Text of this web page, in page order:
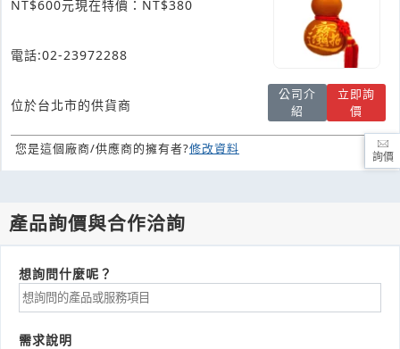
NT$600元現在特價：NT$380
電話:02-23972288
位於台北市的供貨商
公司介
紹
立即詢
價
您是這個廠商/供應商的擁有者?修改資料
產品詢價與合作洽詢
想詢問什麼呢？
需求說明
詢價